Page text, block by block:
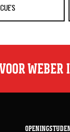
WEBER